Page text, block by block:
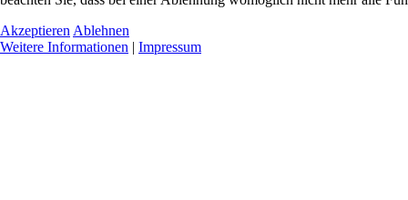
Akzeptieren Ablehnen
Weitere Informationen | Impressum